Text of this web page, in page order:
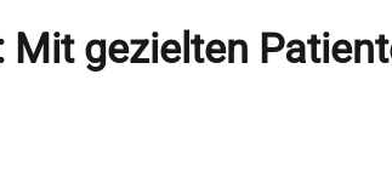
gezielten